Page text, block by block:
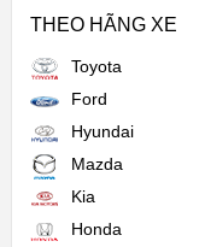
THEO HÃNG XE
Toyota
Ford
Hyundai
Mazda
Kia
Honda